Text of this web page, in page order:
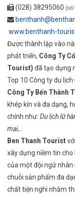
(028) 38295060 (số
www.benthanh-
Được thành lập vào
phát triển, Công Ty
Tourist) đã tạo dựng
Top 10 Công ty du
Công Ty Bến Thành
khép kín và đa dạng,
chính như: Du lịch lữ
mại,..
Ben Thanh Tourist
xây dựng niềm tin
của một đội ngữ nhân
chuỗi sản phẩm đa
chất tiện nghi nhằm